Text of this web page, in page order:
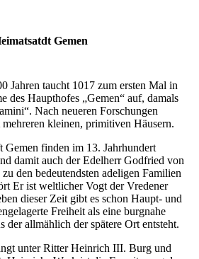
Gemen
Jahren taucht 1017 zum ersten Mal in
des Haupthofes „Gemen“ auf, damals
Nach neueren Forschungen
kleinen, primitiven Häusern.
Gemen finden im 13. Jahrhundert
damit auch der Edelherr Godfried von
den bedeutendsten adeligen Familien
Er ist weltlicher Vogt der Vredener
dieser Zeit gibt es schon Haupt- und
Freiheit als eine burgnahe
der allmählich der spätere Ort entsteht.
unter Ritter Heinrich III. Burg und